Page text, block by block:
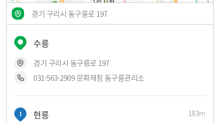
경기 구리시 동구릉로 197
수릉
경기 구리시 동구릉로 197
031-563-2909 문화재청 동구릉관리소
1 현릉 183m